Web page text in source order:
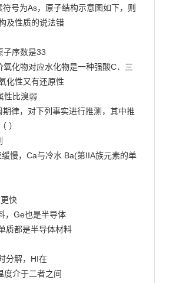
号为As，原子结构示意图如下，则
及性质的说法错
子序数是33
氧化物对应水化物是一种强酸C．三
化性又有还原性
性比溴弱
期律，对下列事实进行推测，其中推
）
慢，Ca与冷水 Ba(第IIA族元素的单
快
，Ge也是半导体
质都是半导体材料
分解，HI在
度介于二者之间